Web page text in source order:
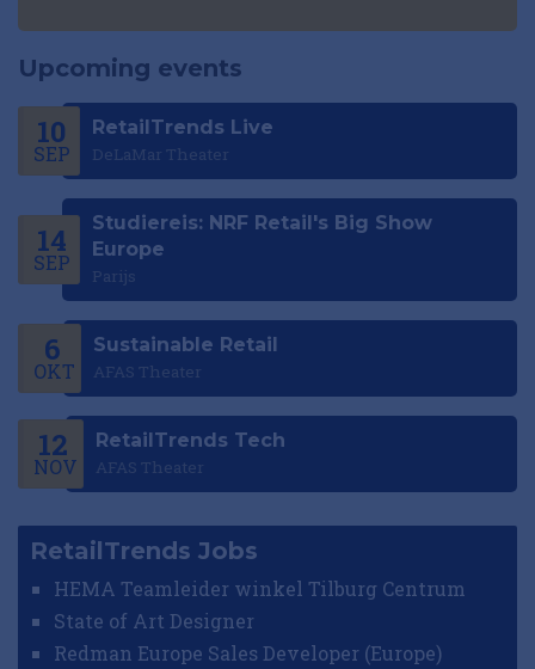
Upcoming events
10
SEP
RetailTrends Live
DeLaMar Theater
14
SEP
Studiereis: NRF Retail's Big Show
Europe
Parijs
6
OKT
Sustainable Retail
AFAS Theater
12
NOV
RetailTrends Tech
AFAS Theater
RetailTrends Jobs
HEMA Teamleider winkel Tilburg Centrum
State of Art Designer
Redman Europe Sales Developer (Europe)